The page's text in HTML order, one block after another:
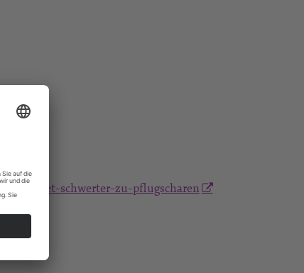
schwerter-zu-pflugscharen